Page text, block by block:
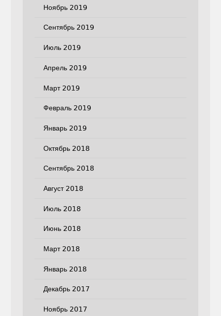
Ноябрь 2019
Сентябрь 2019
Июль 2019
Апрель 2019
Март 2019
Февраль 2019
Январь 2019
Октябрь 2018
Сентябрь 2018
Август 2018
Июль 2018
Июнь 2018
Март 2018
Январь 2018
Декабрь 2017
Ноябрь 2017